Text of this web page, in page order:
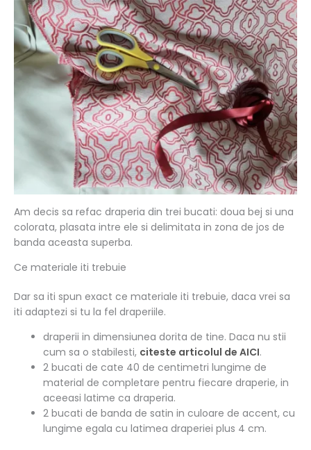
Am decis sa refac draperia din trei bucati: doua bej si una
colorata, plasata intre ele si delimitata in zona de jos de
banda aceasta superba.
Ce materiale iti trebuie
Dar sa iti spun exact ce materiale iti trebuie, daca vrei sa
iti adaptezi si tu la fel draperiile.
draperii in dimensiunea dorita de tine. Daca nu stii
cum sa o stabilesti, citeste articolul de AICI.
2 bucati de cate 40 de centimetri lungime de
material de completare pentru fiecare draperie, in
aceeasi latime ca draperia.
2 bucati de banda de satin in culoare de accent, cu
lungime egala cu latimea draperiei plus 4 cm.